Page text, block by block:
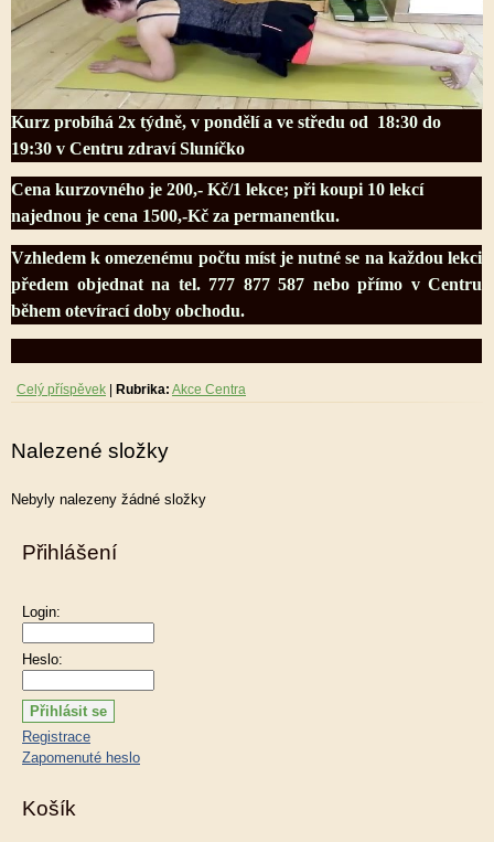
Kurz probíhá 2x týdně, v pondělí a ve středu od 18:30 do
19:30 v Centru zdraví Sluníčko
Cena kurzovného je 200,- Kč/1 lekce; při koupi 10 lekcí
najednou je cena 1500,-Kč za permanentku.
Vzhledem k omezenému počtu míst je nutné se na každou lekci
předem objednat na tel. 777 877 587 nebo přímo v Centru
během otevírací doby obchodu.
Celý příspěvek Rubrika: Akce Centra
Nalezené složky
Nebyly nalezeny žádné složky
Přihlášení
Login:
Heslo:
Registrace
Zapomenuté heslo
Košík